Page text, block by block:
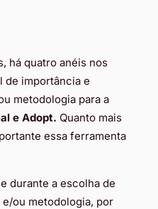
há quatro anéis nos
de importância e
metodologia para a
e Adopt. Quanto mais
essa ferramenta
durante a escolha de
ou metodologia, por